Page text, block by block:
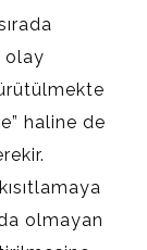
olay
haline de
olmayan